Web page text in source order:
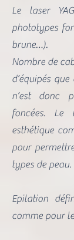
Le laser
phototypes
brune…).
Nombre de
d’équipés
n’est donc
foncées. Le
esthétique
pour
types de peau.
Epilation
comme pour